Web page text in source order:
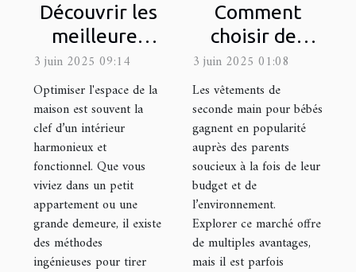
Découvrir les
meilleures
méthodes
pour
optimiser
l'espace de
votre maison
3 juin 2025 09:14
Optimiser l'espace de la
maison est souvent la
clef d’un intérieur
harmonieux et
fonctionnel. Que vous
viviez dans un petit
appartement ou une
grande demeure, il existe
des méthodes
ingénieuses pour tirer
Comment
choisir des
vêtements de
seconde main
pour bébés
3 juin 2025 01:08
Les vêtements de
seconde main pour bébés
gagnent en popularité
auprès des parents
soucieux à la fois de leur
budget et de
l’environnement.
Explorer ce marché offre
de multiples avantages,
mais il est parfois